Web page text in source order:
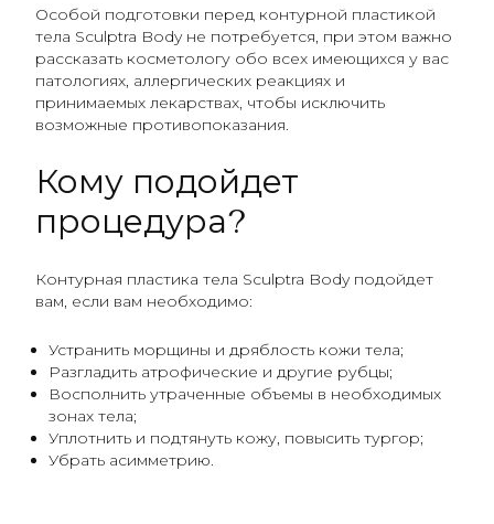
Особой подготовки перед контурной пластикой
тела Sculptra Body не потребуется, при этом важно
рассказать косметологу обо всех имеющихся у вас
патологиях, аллергических реакциях и
принимаемых лекарствах, чтобы исключить
возможные противопоказания.
Кому подойдет
процедура?
Контурная пластика тела Sculptra Body подойдет
вам, если вам необходимо:
Устранить морщины и дряблость кожи тела;
Разгладить атрофические и другие рубцы;
Восполнить утраченные объемы в необходимых
зонах тела;
Уплотнить и подтянуть кожу, повысить тургор;
Убрать асимметрию.